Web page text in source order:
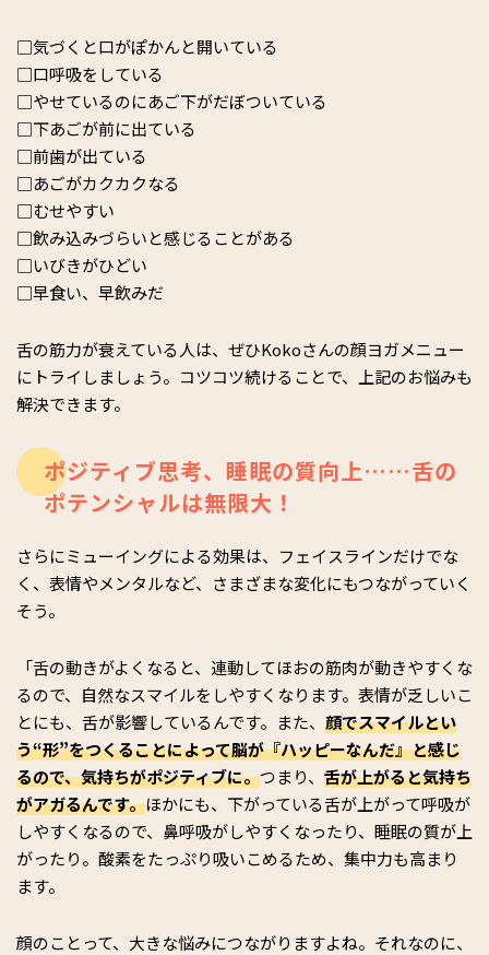
□気づくと口がぽかんと開いている
□口呼吸をしている
□やせているのにあご下がだぼついている
□下あごが前に出ている
□前歯が出ている
□あごがカクカクなる
□むせやすい
□飲み込みづらいと感じることがある
□いびきがひどい
□早食い、早飲みだ
舌の筋力が衰えている人は、ぜひKokoさんの顔ヨガメニュー
にトライしましょう。コツコツ続けることで、上記のお悩みも
解決できます。
ポジティブ思考、睡眠の質向上……舌の
ポテンシャルは無限大！
さらにミューイングによる効果は、フェイスラインだけでな
く、表情やメンタルなど、さまざまな変化にもつながっていく
そう。
「舌の動きがよくなると、連動してほおの筋肉が動きやすくな
るので、自然なスマイルをしやすくなります。表情が乏しいこ
とにも、舌が影響しているんです。また、 顔でスマイルとい
う“形”をつくることによって脳が『ハッピーなんだ』と感じ
るので、気持ちがポジティブに。つまり、 舌が上がると気持ち
がアガるんです。ほかにも、下がっている舌が上がって呼吸が
しやすくなるので、鼻呼吸がしやすくなったり、睡眠の質が上
がったり。酸素をたっぷり吸いこめるため、集中力も高まり
ます。
顔のことって、大きな悩みにつながりますよね。それなのに、